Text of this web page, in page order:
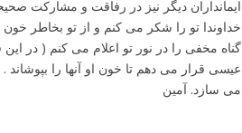
ایمانداران دیگر نیز در رفاقت و مشارکت
خداوندا تو را شکر می کنم و از تو بخاطر
گناه مخفی را در نور تو اعلام می کنم ( در
عیسی قرار می دهم تا خون او آنها را
می سازد. آمین